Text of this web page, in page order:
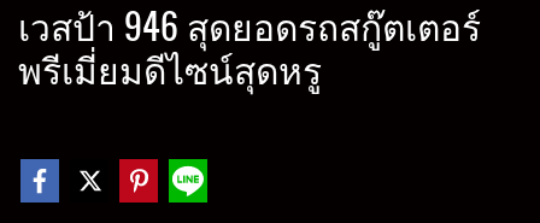
เวสป้า 946 สุดยอดรถสกู๊ตเตอร์
พรีเมี่ยมดีไซน์สุดหรู